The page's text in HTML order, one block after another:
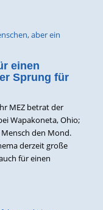
einen
Sprung für
MEZ betrat der
Wapakoneta, Ohio;
Mensch den Mond.
derzeit große
für einen